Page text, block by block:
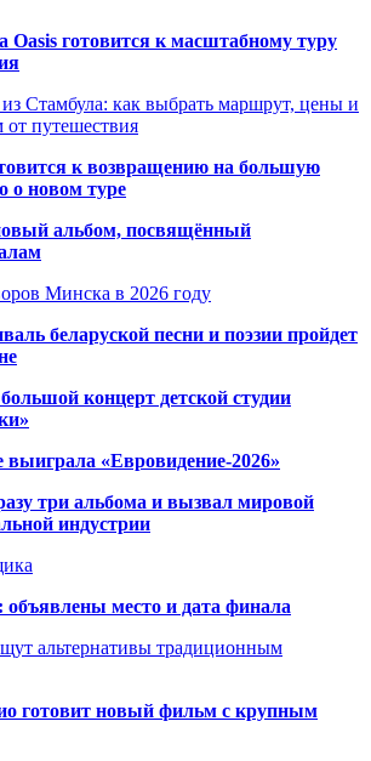
Oasis готовится к масштабному туру
Стамбула: как выбрать маршрут, цены и
путешествия
к возвращению на большую
о новом туре
альбом, посвящённый
Минска в 2026 году
беларуской песни и поэзии пройдет
концерт детской студии
«Евровидение-2026»
три альбома и вызвал мировой
индустрии
объявлены место и дата финала
альтернативы традиционным
готовит новый фильм с крупным